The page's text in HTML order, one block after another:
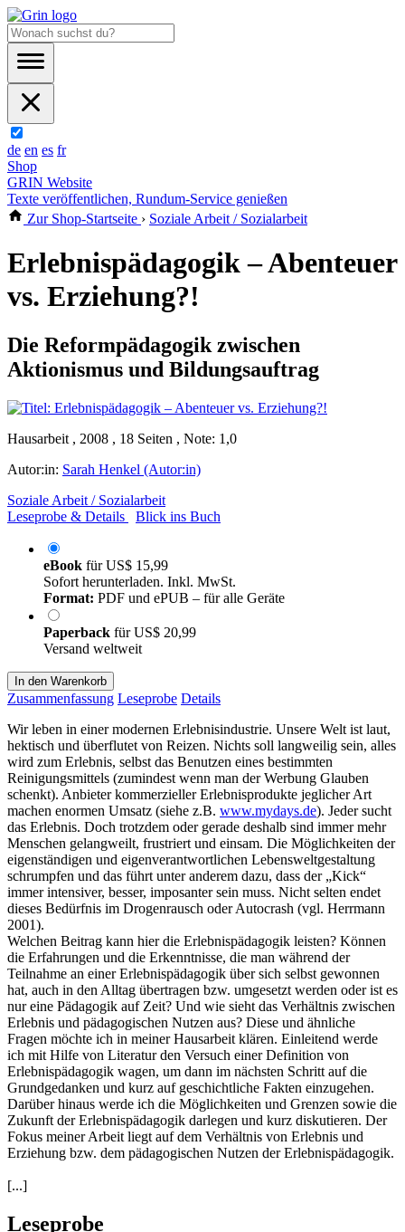
de en es fr
Shop
GRIN Website
Texte veröffentlichen, Rundum-Service genießen
Zur Shop-Startseite › Soziale Arbeit / Sozialarbeit
Erlebnispädagogik – Abenteuer
vs. Erziehung?!
Die Reformpädagogik zwischen
Aktionismus und Bildungsauftrag
Hausarbeit , 2008 , 18 Seiten , Note: 1,0
Autor:in: Sarah Henkel (Autor:in)
Soziale Arbeit / Sozialarbeit
Leseprobe & Details
Blick ins Buch
eBook fürUS$ 15,99
Sofort herunterladen. Inkl. MwSt.
Format: PDF und ePUB – für alle Geräte
Paperback fürUS$ 20,99
Versand weltweit
In den Warenkorb
Zusammenfassung Leseprobe Details
Wir leben in einer modernen Erlebnisindustrie. Unsere Welt ist laut,
hektisch und überflutet von Reizen. Nichts soll langweilig sein, alles
wird zum Erlebnis, selbst das Benutzen eines bestimmten
Reinigungsmittels (zumindest wenn man der Werbung Glauben
schenkt). Anbieter kommerzieller Erlebnisprodukte jeglicher Art
machen enormen Umsatz (siehe z.B. www.mydays.de). Jeder sucht
das Erlebnis. Doch trotzdem oder gerade deshalb sind immer mehr
Menschen gelangweilt, frustriert und einsam. Die Möglichkeiten der
eigenständigen und eigenverantwortlichen Lebensweltgestaltung
schrumpfen und das führt unter anderem dazu, dass der „Kick“
immer intensiver, besser, imposanter sein muss. Nicht selten endet
dieses Bedürfnis im Drogenrausch oder Autocrash (vgl. Herrmann
2001).
Welchen Beitrag kann hier die Erlebnispädagogik leisten? Können
die Erfahrungen und die Erkenntnisse, die man während der
Teilnahme an einer Erlebnispädagogik über sich selbst gewonnen
hat, auch in den Alltag übertragen bzw. umgesetzt werden oder ist es
nur eine Pädagogik auf Zeit? Und wie sieht das Verhältnis zwischen
Erlebnis und pädagogischen Nutzen aus? Diese und ähnliche
Fragen möchte ich in meiner Hausarbeit klären. Einleitend werde
ich mit Hilfe von Literatur den Versuch einer Definition von
Erlebnispädagogik wagen, um dann im nächsten Schritt auf die
Grundgedanken und kurz auf geschichtliche Fakten einzugehen.
Darüber hinaus werde ich die Möglichkeiten und Grenzen sowie die
Zukunft der Erlebnispädagogik darlegen und kurz diskutieren. Der
Fokus meiner Arbeit liegt auf dem Verhältnis von Erlebnis und
Erziehung bzw. dem pädagogischen Nutzen der Erlebnispädagogik.
[...]
Leseprobe